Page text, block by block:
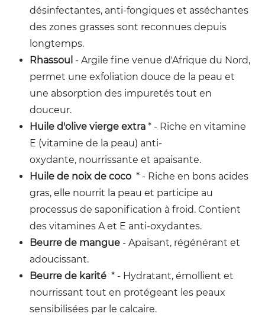
désinfectantes, anti-fongiques et asséchantes
des zones grasses sont reconnues depuis
longtemps.
Rhassoul - Argile fine venue d'Afrique du Nord,
permet une exfoliation douce de la peau et
une absorption des impuretés tout en
douceur.
Huile d'olive vierge extra * - Riche en vitamine
E (vitamine de la peau) anti-
oxydante, nourrissante et apaisante.
Huile de noix de coco * - Riche en bons acides
gras, elle nourrit la peau et participe au
processus de saponification à froid. Contient
des vitamines A et E anti-oxydantes.
Beurre de mangue - Apaisant, régénérant et
adoucissant.
Beurre de karité * - Hydratant, émollient et
nourrissant tout en protégeant les peaux
sensibilisées par le calcaire.